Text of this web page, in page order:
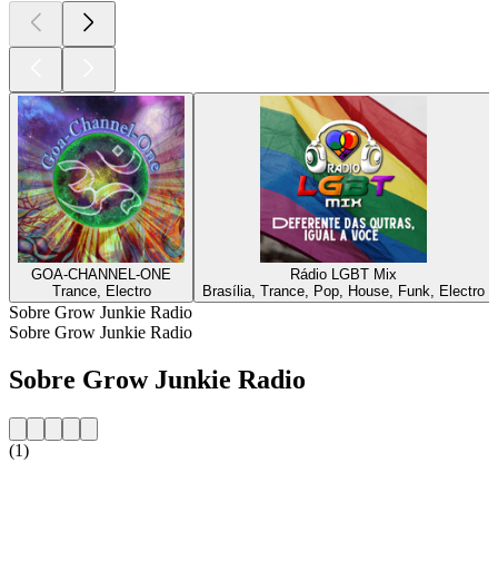
GOA-CHANNEL-ONE
Trance, Electro
Rádio LGBT Mix
Brasília, Trance, Pop, House, Funk, Electro
Sobre Grow Junkie Radio
Sobre Grow Junkie Radio
Sobre Grow Junkie Radio
(1)